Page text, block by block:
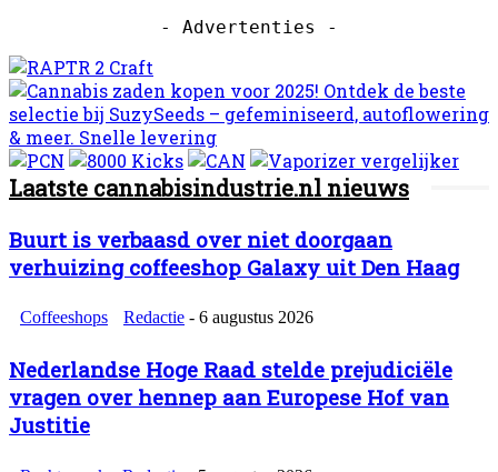
- Advertenties -
Laatste cannabisindustrie.nl nieuws
Buurt is verbaasd over niet doorgaan
verhuizing coffeeshop Galaxy uit Den Haag
Coffeeshops Redactie - 6 augustus 2026
Nederlandse Hoge Raad stelde prejudiciële
vragen over hennep aan Europese Hof van
Justitie